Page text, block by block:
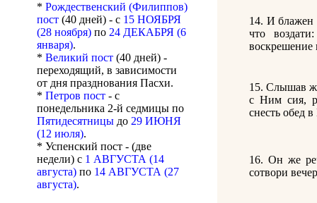
* Рождественский (Филиппов)
пост (40 дней) - с 15 НОЯБРЯ
(28 ноября) по 24 ДЕКАБРЯ (6
января).
* Великий пост (40 дней) -
переходящий, в зависимости
от дня празднования Пасхи.
* Петров пост - с
понедельника 2-й седмицы по
Пятидесятницы до 29 ИЮНЯ
(12 июля).
* Успенский пост - (две
недели) с 1 АВГУСТА (14
августа) по 14 АВГУСТА (27
августа).
14. И блажен
что
воскрешение
15. Слышав
с Ним сия,
снесть обед
16. Он же
сотвори